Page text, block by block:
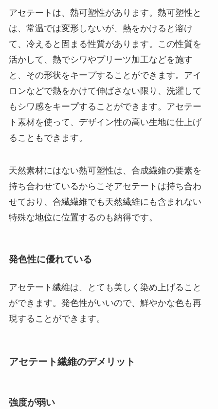
アセテートは、熱可塑性があります。熱可塑性と
は、常温では変形しないが、熱をかけると溶け
て、冷えると固まる性質があります。この性質を
活かして、熱でシワやプリーツ加工などを施す
と、その形状をキープすることができます。アイ
ロンなどで熱をかけて伸ばさない限り、洗濯して
もシワ感をキープすることができます。アセテー
ト素材を使って、デザイン性の高い生地に仕上げ
ることもできます。
天然素材にはない熱可塑性は、合成繊維の要素を
持ち合わせているからこそアセテートは持ち合わ
せており、合繊繊維でも天然繊維にも含まれない
特殊な地位に位置するのも納得です。
発色性に優れている
アセテート繊維は、とても美しく染め上げること
ができます。発色性がいいので、鮮やかな色も再
現することができます。
アセテート繊維のデメリット
強度が弱い